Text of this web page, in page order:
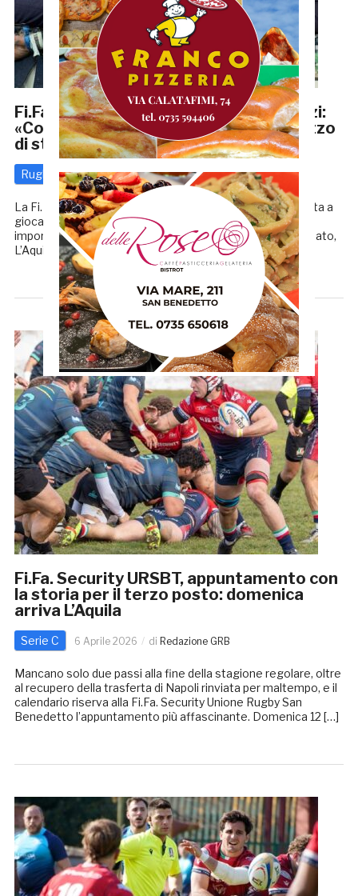
Fi.Fa. Security URSBT, Edoardo Spinozzi:
«Contro L’Aquila scriviamo un altro pezzo
di storia»
Rugby 8 Aprile 2026 diEnrico Tassotti
La Fi.Fa. Security Unione Rugby San Benedetto si appresta a
giocare l’ultima gara al ‘Mandela‘ della stagione, una gara
importante in quanto riceverà la quarta forza del campionato,
L’Aquila. Un vero e proprio scontro per […]
Fi.Fa. Security URSBT, appuntamento con
la storia per il terzo posto: domenica
arriva L’Aquila
Serie C 6 Aprile 2026 di Redazione GRB
Mancano solo due passi alla fine della stagione regolare, oltre
al recupero della trasferta di Napoli rinviata per maltempo, e il
calendario riserva alla Fi.Fa. Security Unione Rugby San
Benedetto l’appuntamento più affascinante. Domenica 12 […]